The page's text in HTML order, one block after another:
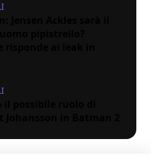
Jensen Ackles sarà il
pipistrello?
il possibile ruolo di
Johansson in Batman 2